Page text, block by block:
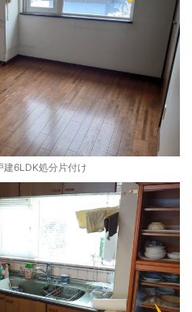
建6LDK処分片付け